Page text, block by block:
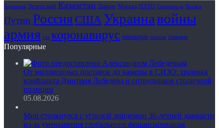
Германия Зеленский Казахстан Лавров Москва НАТО Олимпиада Песков
Путин РоссияСШАУкраинавойны
армия газ коронавирус омикрон пенсия санкции
Популярные
От миллионных поставок до камеры в СИЗО: хроника
конфликта Дмитрия Лебедева и сотрудников столичной
полиции
05.08.2026
Мир столкнулся с угрозой эпидемии 30-летней давности
из-за уменьшения глобального финансирования